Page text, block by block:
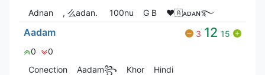
Adnan
, 么adan. 100nu G‎ B ❤🇦ᴀᴅᴀɴ࿐
Aadam 3 12 15
0
0
Conection
Aadam꧂ Khor
Hindi